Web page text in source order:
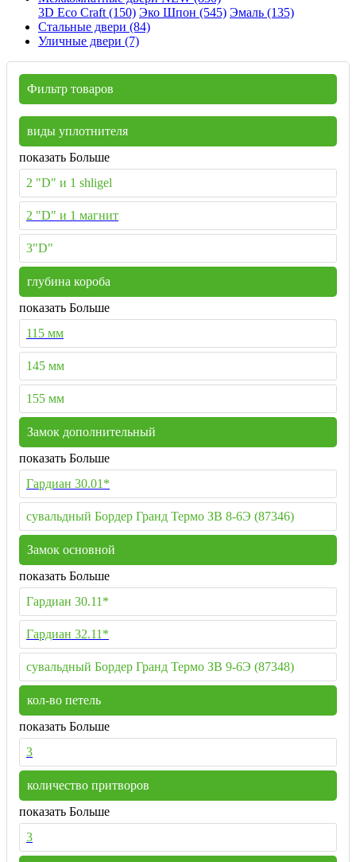
3D Eco Craft (150) Эко Шпон (545) Эмаль (135)
Стальные двери (84)
Уличные двери (7)
Фильтр товаров
виды уплотнителя
показать Больше
2 "D" и 1 shligel
2 "D" и 1 магнит
3"D"
глубина короба
показать Больше
115 мм
145 мм
155 мм
Замок дополнительный
показать Больше
Гардиан 30.01*
сувальдный Бордер Гранд Термо ЗВ 8-6Э (87346)
Замок основной
показать Больше
Гардиан 30.11*
Гардиан 32.11*
сувальдный Бордер Гранд Термо ЗВ 9-6Э (87348)
кол-во петель
показать Больше
3
количество притворов
показать Больше
3